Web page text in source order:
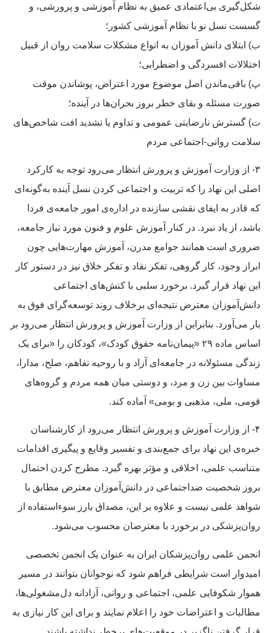
شکل‌گیری بی‌اعتمادی عمیق به نظام آموزشی و پرورشی، و
گسست نسل نو با نظام آموزشی کشور؛
ب) ابتلای دانش آموزان به انواع مشکلات سلامت روان از قبیل
اختلالات افسردگی و اضطرابی؛
پ) باقی‌ماندن اصل موضوع مورد اعتراض، پوشاندن موقت
صورت مسئله و بقای خطر بروز بحران‌ها در آینده؛
ت) گسترش نارضایتی عمومی و تداوم یا تشدید افت شاخص‌های
سلامت روانی-اجتماعی مردم
۳- از وزارت آموزش و پرورش انتظار می‌رود توجه به کارکرد
اصلی این نهاد را که تربیت و اجتماعی کردن نسل آینده به‌گونه‌ای
که قادر به ایفای نقشی سازنده در اداره‌ی امور جامعه‌ی فردا
باشد، از یاد نبرد. در کنار آموزش علوم و فنون مورد نیاز جامعه،
ضروری است همانند جوامع مدرن، آموزش مهارت‌هایی چون
ابراز وجود، کار گروهی، تفکر نقاد و تفکر خلاق نیز در دستور کار
این نهاد قرار گیرد. برخورد سلبی با کنش‌های اجتماعی
دانش‌آموزان معترض نتیجه‌ای برخلاف روند توسعه‌گرای فوق به
بار می‌آورد. بنابراین از وزارت آموزش و پرورش انتظار می‌رود بر
اساس ماده ۲۹ «پیمان‌نامه حقوق کودک»، کودکان را «برای یک
زندگی مسئولانه در جامعه‌ای آزاد و با روحیه تفاهم، صلح، مدارا،
مساوات بین زن و مرد، و دوستی میان همه مردم و گروه‌های
قومی، ملی، مذهبی و بومی» آماده کند.
۴- از وزارت آموزش و پرورش انتظار می‌رود از کارشناسان
خبره‌ی این نهاد برای جمع‌بندی و تفسیر وقایع و پیگیری اقدامات
متناسب علمی، اخلاقی و مؤثر بهره گیرد. مطرح کردن احتمال
بروز شخصیت ضداجتماعی در دانش‌آموزان معترض مطابق با
شواهد علمی نیست و علاوه بر این، مصداق بارز سوءاستفاده از
روان‌پزشکی در برخورد با معترضان محسوب می‌شود.
انجمن علمی روان‌پزشکان ایران به عنوان یک انجمن تخصصی
امیدوار است شرایطی فراهم شود که نوجوانان بتوانند در مسیر
هموار شکوفایی علمی، اجتماعی و روانی، آزادانه دل‌مشغولی‌ها،
مطالبات و اعتراضات خود را اعلام نمایند و برای این کار نیازی به